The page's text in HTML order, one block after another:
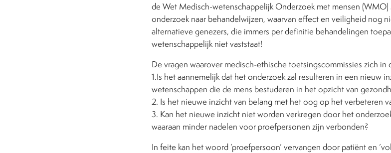
de Wet Medisch-wetenschappelijk Onderzoek met mensen
onderzoek naar behandelwijzen, waarvan effect en veiligheid nog
alternatieve genezers, die immers per definitie behandelingen
wetenschappelijk niet vaststaat!
De vragen waarover medisch-ethische toetsingscommissies zich
1.Is het aannemelijk dat het onderzoek zal resulteren in een nieuw
wetenschappen die de mens bestuderen in het opzicht van
2. Is het nieuwe inzicht van belang met het oog op het verbeteren
3. Kan het nieuwe inzicht niet worden verkregen door het
waaraan minder nadelen voor proefpersonen zijn verbonden?
In feite kan het woord ‘proefpersoon’ vervangen door patiënt en